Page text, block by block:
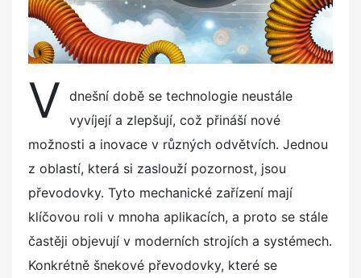
V dnešní době se technologie neustále
vyvíjejí a zlepšují, což přináší nové
možnosti a inovace v různých odvětvích. Jednou
z oblastí, která si zaslouží pozornost, jsou
převodovky. Tyto mechanické zařízení mají
klíčovou roli v mnoha aplikacích, a proto se stále
častěji objevují v moderních strojích a systémech.
Konkrétně šnekové převodovky, které se